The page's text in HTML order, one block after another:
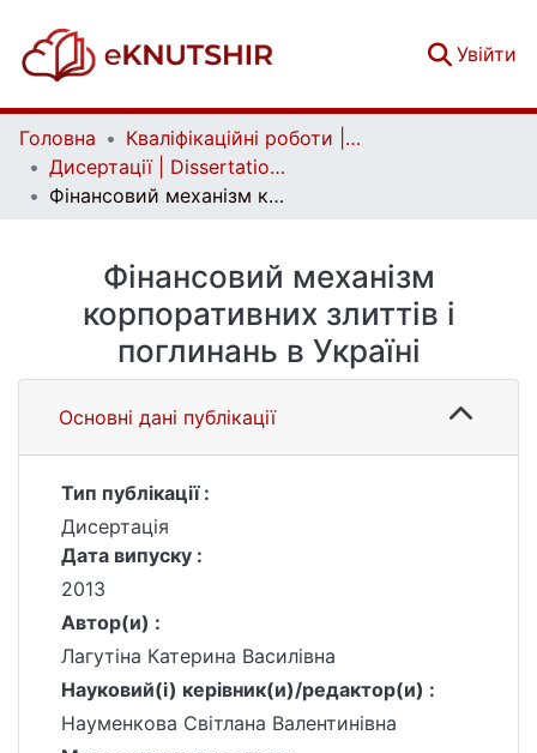
Увійти
Головна
Кваліфікаційні роботи | Qualifying works
Дисертації | Dissertations
Фінансовий механізм корпоративних злиттів і поглинань в Україні
Фінансовий механізм
корпоративних злиттів і
поглинань в Україні
Основні дані публікації
Тип публікації :
Дисертація
Дата випуску :
2013
Автор(и) :
Лагутіна Катерина Василівна
Науковий(і) керівник(и)/редактор(и) :
Науменкова Світлана Валентинівна